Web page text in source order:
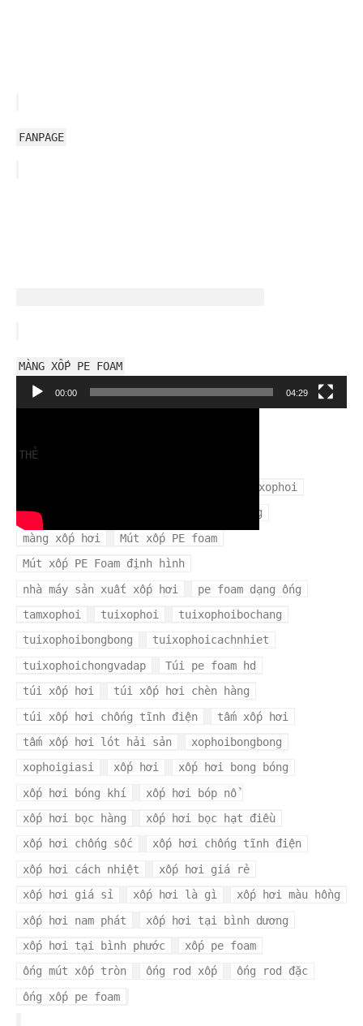
FANPAGE
MÀNG XỐP PE FOAM
Trình
chơi
00:00 04:29
THẺ
mangxophoi
mua xốp hơi ở đâu
màng xốp bọc hàng
màng xốp hơi
Mút xốp PE foam
Mút xốp PE Foam định hình
nhà máy sản xuất xốp hơi
pe foam dạng ống
tamxophoi
tuixophoi
tuixophoibochang
tuixophoibongbong
tuixophoicachnhiet
tuixophoichongvadap
Túi pe foam hd
túi xốp hơi
túi xốp hơi chèn hàng
túi xốp hơi chống tĩnh điện
tấm xốp hơi
tấm xốp hơi lót hải sản
xophoibongbong
xophoigiasi
xốp hơi
xốp hơi bong bóng
xốp hơi bóng khí
xốp hơi bóp nổ
xốp hơi bọc hàng
xốp hơi bọc hạt điều
xốp hơi chống sốc
xốp hơi chống tĩnh điện
xốp hơi cách nhiệt
xốp hơi giá rẻ
xốp hơi giá sỉ
xốp hơi là gì
xốp hơi màu hồng
xốp hơi nam phát
xốp hơi tại bình dương
xốp hơi tại bình phước
xốp pe foam
ống mút xốp tròn
ống rod xốp
ống rod đặc
ống xốp pe foam